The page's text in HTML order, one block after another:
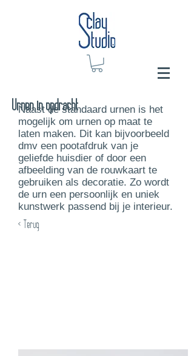
Urnen in opdracht
Naast de standaard urnen is het
mogelijk om urnen op maat te
laten maken. Dit kan bijvoorbeeld
dmv een pootafdruk van je
geliefde huisdier of door een
afbeelding van de rouwkaart te
gebruiken als decoratie. Zo wordt
de urn een persoonlijk en uniek
kunstwerk passend bij je interieur.
< Terug